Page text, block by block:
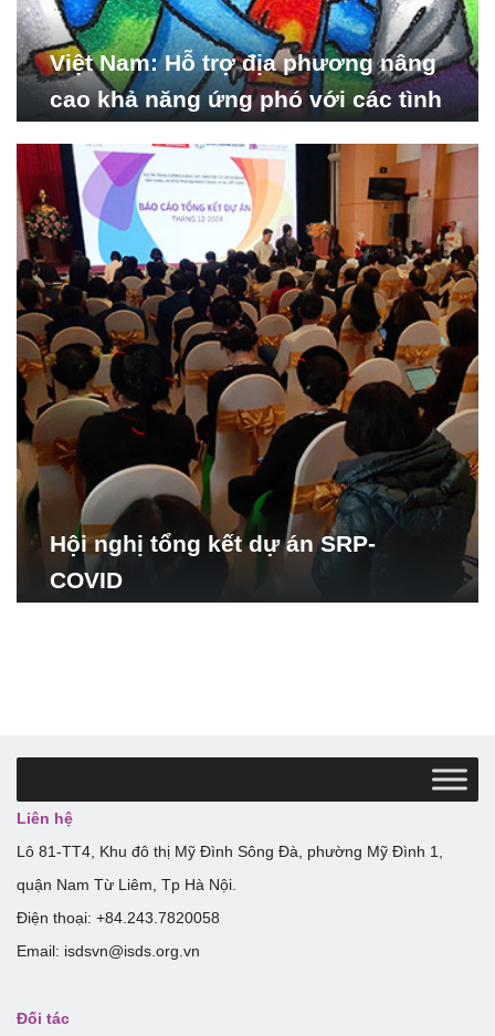
Việt Nam: Hỗ trợ địa phương nâng
cao khả năng ứng phó với các tình
Hội nghị tổng kết dự án SRP-
COVID
Liên hệ
Lô 81-TT4, Khu đô thị Mỹ Đình Sông Đà, phường Mỹ Đình 1,
quận Nam Từ Liêm, Tp Hà Nội.
Điện thoại: +84.243.7820058
Email: isdsvn@isds.org.vn
Đối tác